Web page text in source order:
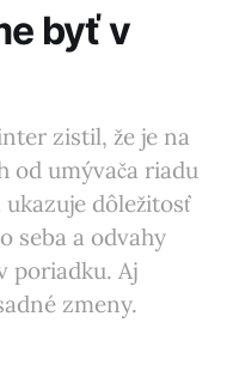
byť v
zistil, že je na
od umývača riadu
dôležitosť
seba a odvahy
poriadku. Aj
zmeny.